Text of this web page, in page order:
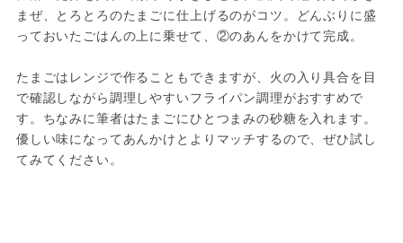
まぜ、とろとろのたまごに仕上げるのがコツ。どんぶりに盛
っておいたごはんの上に乗せて、②のあんをかけて完成。
たまごはレンジで作ることもできますが、火の入り具合を目
で確認しながら調理しやすいフライパン調理がおすすめで
す。ちなみに筆者はたまごにひとつまみの砂糖を入れます。
優しい味になってあんかけとよりマッチするので、ぜひ試し
てみてください。